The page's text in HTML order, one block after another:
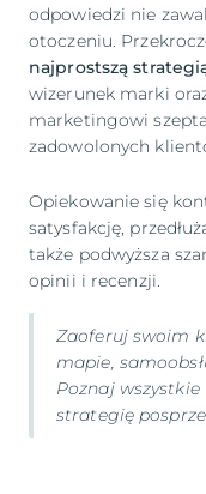
odpowiedzi nie
otoczeniu.
najprostszą
wizerunek marki
marketingowi
zadowolonych
Opiekowanie się
satysfakcję,
także podwyższa
opinii i recenzji.
Zaoferuj swoim
mapie,
Poznaj wszystkie
strategię